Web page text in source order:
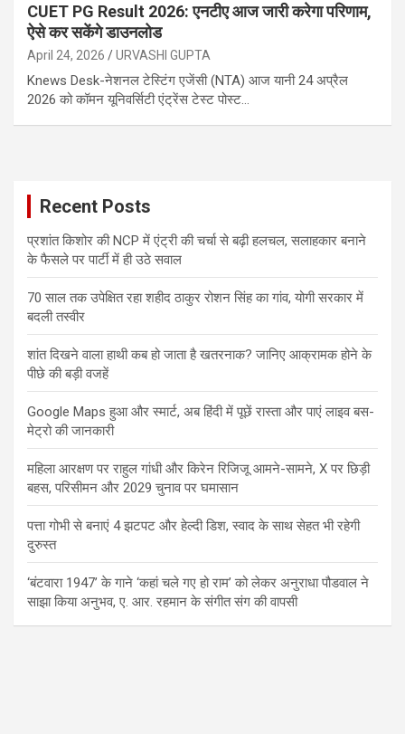
CUET PG Result 2026: एनटीए आज जारी करेगा परिणाम,
ऐसे कर सकेंगे डाउनलोड
April 24, 2026 URVASHI GUPTA
Knews Desk-नेशनल टेस्टिंग एजेंसी (NTA) आज यानी 24 अप्रैल
2026 को कॉमन यूनिवर्सिटी एंट्रेंस टेस्ट पोस्ट…
Recent Posts
प्रशांत किशोर की NCP में एंट्री की चर्चा से बढ़ी हलचल, सलाहकार बनाने
के फैसले पर पार्टी में ही उठे सवाल
70 साल तक उपेक्षित रहा शहीद ठाकुर रोशन सिंह का गांव, योगी सरकार में
बदली तस्वीर
शांत दिखने वाला हाथी कब हो जाता है खतरनाक? जानिए आक्रामक होने के
पीछे की बड़ी वजहें
Google Maps हुआ और स्मार्ट, अब हिंदी में पूछें रास्ता और पाएं लाइव बस-
मेट्रो की जानकारी
महिला आरक्षण पर राहुल गांधी और किरेन रिजिजू आमने-सामने, X पर छिड़ी
बहस, परिसीमन और 2029 चुनाव पर घमासान
पत्ता गोभी से बनाएं 4 झटपट और हेल्दी डिश, स्वाद के साथ सेहत भी रहेगी
दुरुस्त
‘बंटवारा 1947’ के गाने ‘कहां चले गए हो राम’ को लेकर अनुराधा पौडवाल ने
साझा किया अनुभव, ए. आर. रहमान के संगीत संग की वापसी